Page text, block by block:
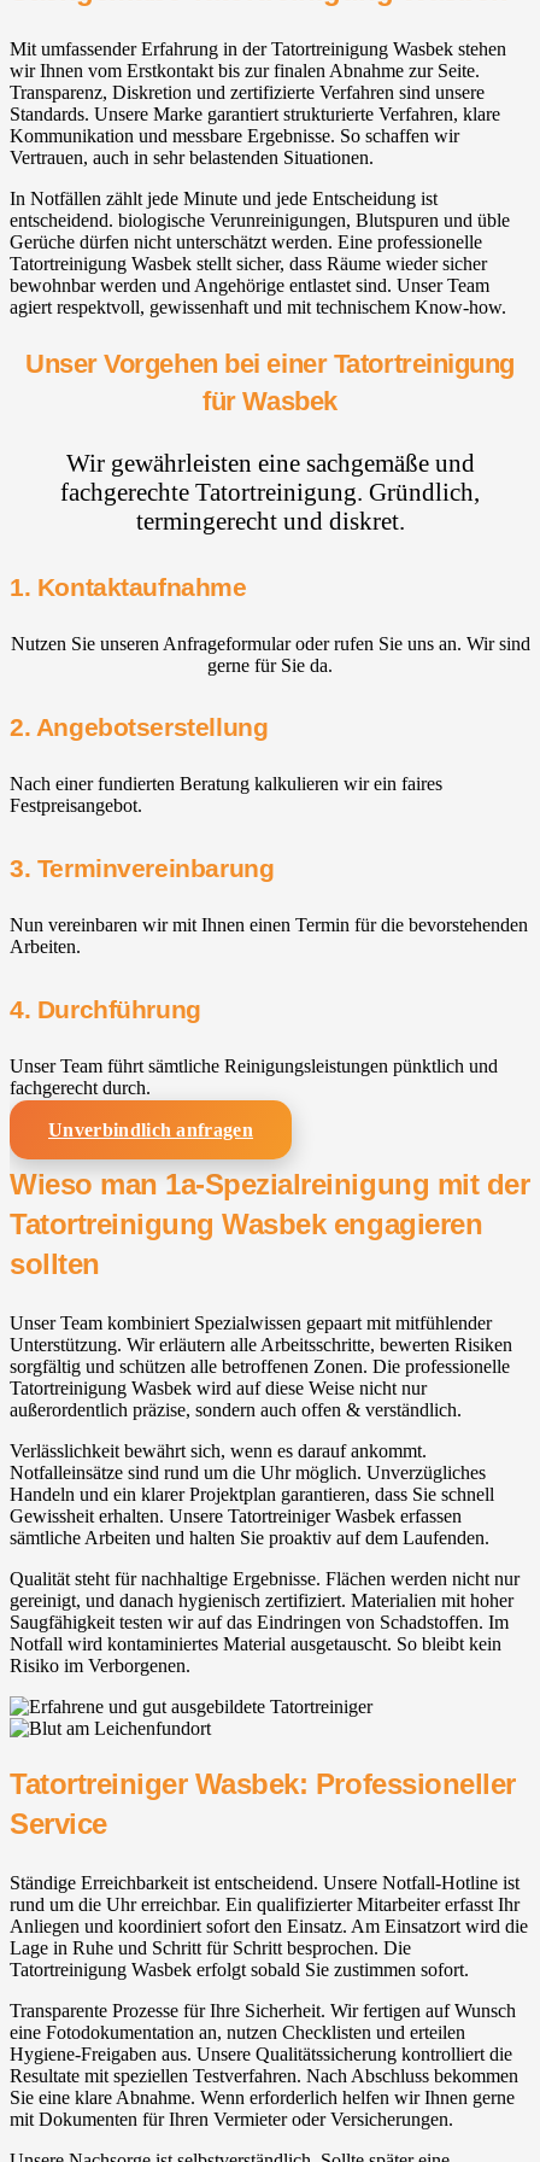
Mit umfassender Erfahrung in der Tatortreinigung Wasbek stehen
wir Ihnen vom Erstkontakt bis zur finalen Abnahme zur Seite.
Transparenz, Diskretion und zertifizierte Verfahren sind unsere
Standards. Unsere Marke garantiert strukturierte Verfahren, klare
Kommunikation und messbare Ergebnisse. So schaffen wir
Vertrauen, auch in sehr belastenden Situationen.
In Notfällen zählt jede Minute und jede Entscheidung ist
entscheidend. biologische Verunreinigungen, Blutspuren und üble
Gerüche dürfen nicht unterschätzt werden. Eine professionelle
Tatortreinigung Wasbek stellt sicher, dass Räume wieder sicher
bewohnbar werden und Angehörige entlastet sind. Unser Team
agiert respektvoll, gewissenhaft und mit technischem Know-how.
Unser Vorgehen bei einer Tatortreinigung
für Wasbek
Wir gewährleisten eine sachgemäße und
fachgerechte Tatortreinigung. Gründlich,
termingerecht und diskret.
1. Kontaktaufnahme
Nutzen Sie unseren Anfrageformular oder rufen Sie uns an. Wir sind
gerne für Sie da.
2. Angebotserstellung
Nach einer fundierten Beratung kalkulieren wir ein faires
Festpreisangebot.
3. Terminvereinbarung
Nun vereinbaren wir mit Ihnen einen Termin für die bevorstehenden
Arbeiten.
4. Durchführung
Unser Team führt sämtliche Reinigungsleistungen pünktlich und
fachgerecht durch.
Unverbindlich anfragen
Wieso man 1a-Spezialreinigung mit der
Tatortreinigung Wasbek engagieren
sollten
Unser Team kombiniert Spezialwissen gepaart mit mitfühlender
Unterstützung. Wir erläutern alle Arbeitsschritte, bewerten Risiken
sorgfältig und schützen alle betroffenen Zonen. Die professionelle
Tatortreinigung Wasbek wird auf diese Weise nicht nur
außerordentlich präzise, sondern auch offen & verständlich.
Verlässlichkeit bewährt sich, wenn es darauf ankommt.
Notfalleinsätze sind rund um die Uhr möglich. Unverzügliches
Handeln und ein klarer Projektplan garantieren, dass Sie schnell
Gewissheit erhalten. Unsere Tatortreiniger Wasbek erfassen
sämtliche Arbeiten und halten Sie proaktiv auf dem Laufenden.
Qualität steht für nachhaltige Ergebnisse. Flächen werden nicht nur
gereinigt, und danach hygienisch zertifiziert. Materialien mit hoher
Saugfähigkeit testen wir auf das Eindringen von Schadstoffen. Im
Notfall wird kontaminiertes Material ausgetauscht. So bleibt kein
Risiko im Verborgenen.
Tatortreiniger Wasbek: Professioneller
Service
Ständige Erreichbarkeit ist entscheidend. Unsere Notfall-Hotline ist
rund um die Uhr erreichbar. Ein qualifizierter Mitarbeiter erfasst Ihr
Anliegen und koordiniert sofort den Einsatz. Am Einsatzort wird die
Lage in Ruhe und Schritt für Schritt besprochen. Die
Tatortreinigung Wasbek erfolgt sobald Sie zustimmen sofort.
Transparente Prozesse für Ihre Sicherheit. Wir fertigen auf Wunsch
eine Fotodokumentation an, nutzen Checklisten und erteilen
Hygiene-Freigaben aus. Unsere Qualitätssicherung kontrolliert die
Resultate mit speziellen Testverfahren. Nach Abschluss bekommen
Sie eine klare Abnahme. Wenn erforderlich helfen wir Ihnen gerne
mit Dokumenten für Ihren Vermieter oder Versicherungen.